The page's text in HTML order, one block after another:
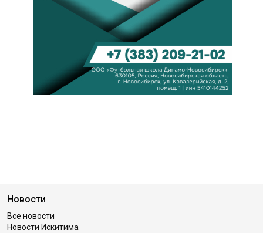
Новости
Все новости
Новости Искитима